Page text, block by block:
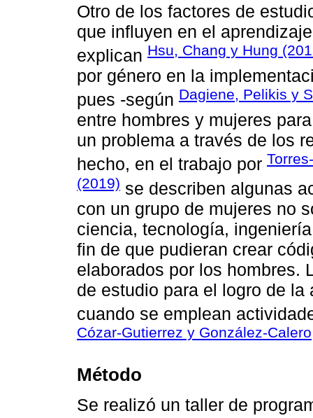
Otro de los factores de
que influyen en el
explican Hsu, Chang y Hung
por género en la
pues -según Dagiene, Pelikis y
entre hombres y mujeres
un problema a través de los
hecho, en el trabajo por
(2019) se describen algunas
con un grupo de mujeres no
ciencia, tecnología,
fin de que pudieran crear
elaborados por los hombres.
de estudio para el logro de
cuando se emplean
Cózar-Gutierrez y González-
Método
Se realizó un taller de